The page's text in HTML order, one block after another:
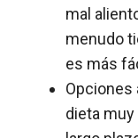
mal
menudo
es más
Opciones
dieta